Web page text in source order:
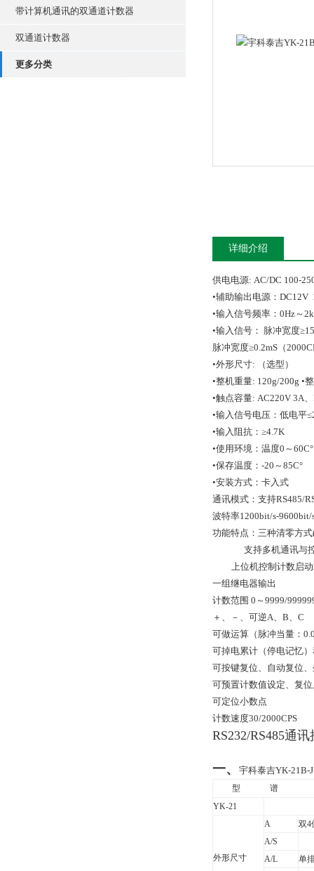
带计算机通讯的双通道计数器
双通道计数器
更多分类
详细介绍
供电电源: AC/DC 100-
•辅助输出电源：DC12V
•输入信号频率：0Hz～
•输入信号： 脉冲宽度
脉冲宽度≥0.2mS（
•外形尺寸: （选型）
•整机重量: 120g/200g •
•触点容量: AC220V 3A
•输入信号电压：低电平
•输入阻抗：≥4.7K
•使用环境：温度0～
•保存温度：-20～85C°
•安装方式：卡入式
通讯模式：支持RS485/
波特率1200bit/s-9600bit/
功能特点：三种清零方
支持多机通讯与
上位机控制计数启动
一组继电器输出
计数范围 0～9999/
＋、－、可逆A、B、C
可做运算（脉冲当量：
可掉电累计（停电记忆
可按键复位、自动复位
可预置计数值设定、复
可定位小数点
计数速度30/2000CPS
RS232/RS485通
一、 宇科泰吉YK-21B-
型
谱
YK-21
外形尺寸
A
双4
A/S
A/L
单